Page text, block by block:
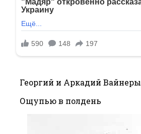
Георгий и Аркадий Вайнеры
Ощупью в полдень